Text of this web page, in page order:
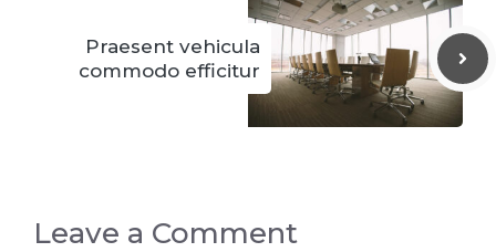
Praesent vehicula
commodo efficitur
Leave a Comment